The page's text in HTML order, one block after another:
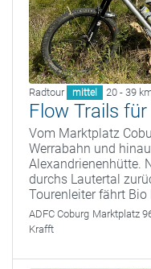
Radtour mittel 20 - 39
Flow Trails
Vom Marktplatz
Werrabahn und
Alexandrienenhütte.
durchs Lautertal
Tourenleiter fährt Bio
ADFC Coburg Marktplatz
Krafft